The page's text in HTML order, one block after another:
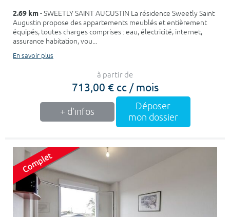
2.69 km- SWEETLY SAINT AUGUSTIN La résidence Sweetly Saint
Augustin propose des appartements meublés et entièrement
équipés, toutes charges comprises : eau, électricité, internet,
assurance habitation, vou...
En savoir plus
à partir de
713,00 € cc / mois
+ d'infos
Déposer
mon dossier